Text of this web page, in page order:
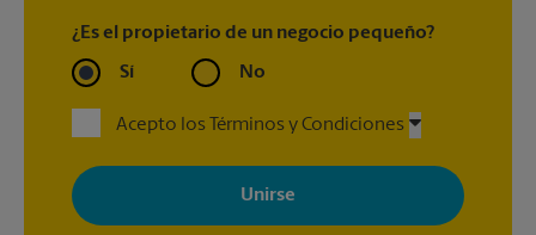
¿Es el propietario de un negocio pequeño?
Sí No
Acepto los Términos y Condiciones
Al registrarse, acepta recibir correos electrónicos de The UPS
Store con noticias, ofertas especiales, promociones y mensajes
adaptados a sus intereses. Puede darse de baja en cualquier
momento. Para más información, consulte nuestra política de